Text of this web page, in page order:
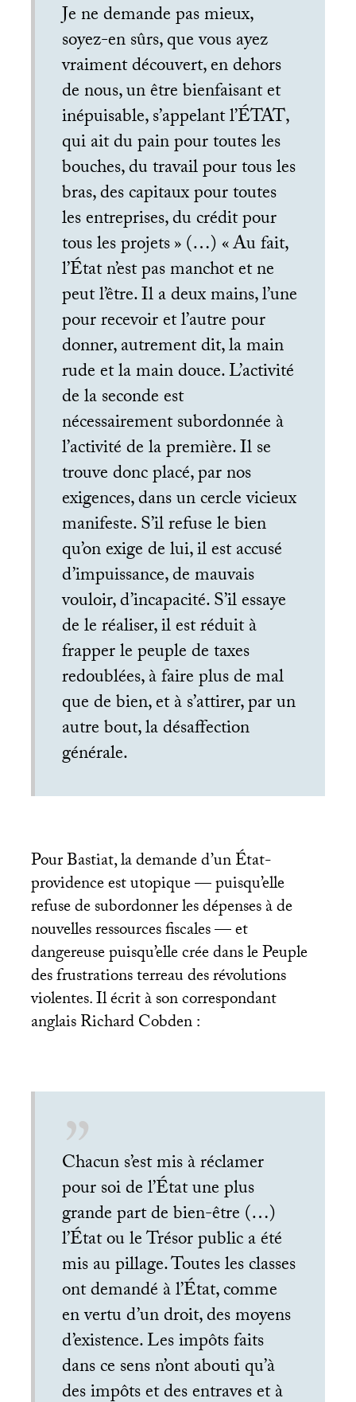
Je ne demande pas mieux,
soyez-en sûrs, que vous ayez
vraiment découvert, en dehors
de nous, un être bienfaisant et
inépuisable, s’appelant l’ÉTAT,
qui ait du pain pour toutes les
bouches, du travail pour tous les
bras, des capitaux pour toutes
les entreprises, du crédit pour
tous les projets» (…) «Au fait,
l’État n’est pas manchot et ne
peut l’être. Il a deux mains, l’une
pour recevoir et l’autre pour
donner, autrement dit, la main
rude et la main douce. L’activité
de la seconde est
nécessairement subordonnée à
l’activité de la première. Il se
trouve donc placé, par nos
exigences, dans un cercle vicieux
manifeste. S’il refuse le bien
qu’on exige de lui, il est accusé
d’impuissance, de mauvais
vouloir, d’incapacité. S’il essaye
de le réaliser, il est réduit à
frapper le peuple de taxes
redoublées, à faire plus de mal
que de bien, et à s’attirer, par un
autre bout, la désaffection
générale.
Pour Bastiat, la demande d’un État-
providence est utopique — puisqu’elle
refuse de subordonner les dépenses à de
nouvelles ressources fiscales — et
dangereuse puisqu’elle crée dans le Peuple
des frustrations terreau des révolutions
violentes. Il écrit à son correspondant
anglais Richard Cobden :
Chacun s’est mis à réclamer
pour soi de l’État une plus
grande part de bien-être (…)
l’État ou le Trésor public a été
mis au pillage. Toutes les classes
ont demandé à l’État, comme
en vertu d’un droit, des moyens
d’existence. Les impôts faits
dans ce sens n’ont abouti qu’à
des impôts et des entraves et à